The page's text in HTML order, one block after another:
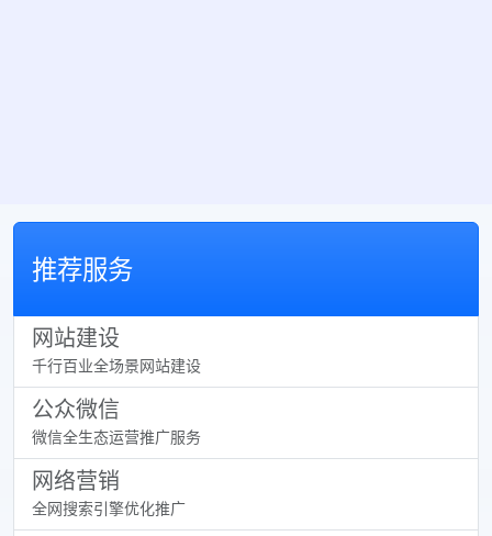
推荐服务
网站建设
千行百业全场景网站建设
公众微信
微信全生态运营推广服务
网络营销
全网搜索引擎优化推广